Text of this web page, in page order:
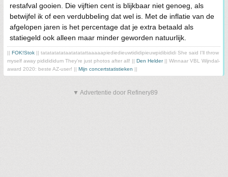
restafval gooien. Die vijftien cent is blijkbaar niet genoeg, als
betwijfel ik of een verdubbeling dat wel is. Met de inflatie van de
afgelopen jaren is het percentage dat je extra betaald als
statiegeld ook alleen maar minder geworden natuurlijk.
FOK!Stok || tatatatatataatatatattaaaaapiediedieuwtididipieuwpidibididi She said I'll throw
myself away pididididum They're just photos after all! || Den Helder|| Winnaar VBL Wijndal-
award 2020: beste AZ-user! || Mijn concertstatistieken
▼ Advertentie door Refinery89